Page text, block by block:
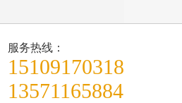
服务热线：
15109170318
13571165884